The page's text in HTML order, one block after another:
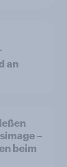
an
–
beim